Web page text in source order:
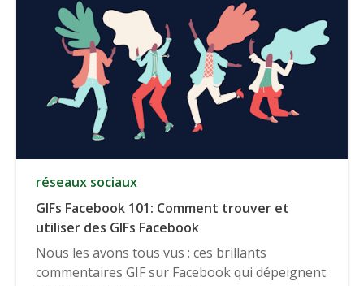
réseaux sociaux
GIFs Facebook 101: Comment trouver et
utiliser des GIFs Facebook
Nous les avons tous vus : ces brillants
commentaires GIF sur Facebook qui dépeignent